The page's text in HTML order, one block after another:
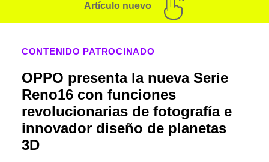
Artículo nuevo
CONTENIDO PATROCINADO
OPPO presenta la nueva Serie
Reno16 con funciones
revolucionarias de fotografía e
innovador diseño de planetas
3D